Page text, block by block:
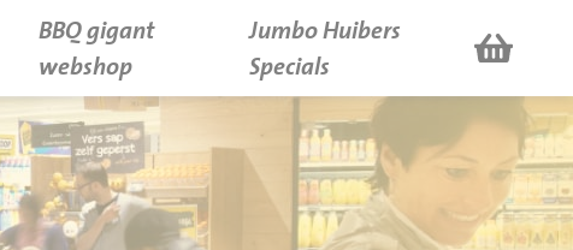
BBQ gigant
webshop
Jumbo Huibers
Specials